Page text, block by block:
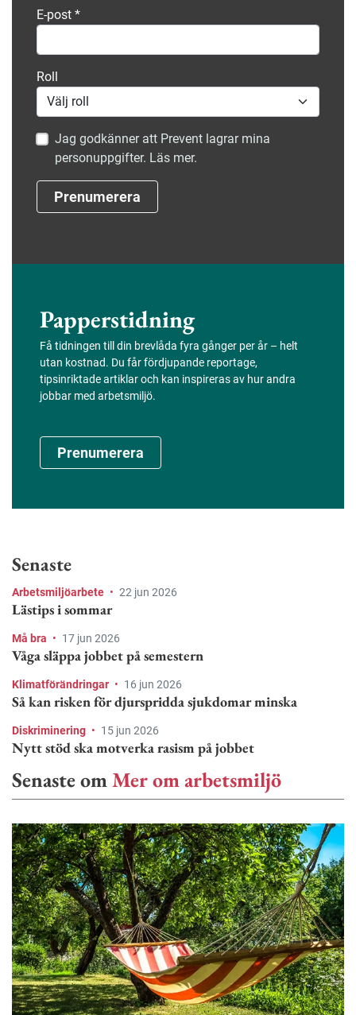
E-post *
Roll
Jag godkänner att Prevent lagrar mina
personuppgifter. Läs mer.
Prenumerera
Papperstidning
Få tidningen till din brevlåda fyra gånger per år – helt
utan kostnad. Du får fördjupande reportage,
tipsinriktade artiklar och kan inspireras av hur andra
jobbar med arbetsmiljö.
Prenumerera
Senaste
Arbetsmiljöarbete • 22 jun 2026
Lästips i sommar
Må bra • 17 jun 2026
Våga släppa jobbet på semestern
Klimatförändringar • 16 jun 2026
Så kan risken för djurspridda sjukdomar minska
Diskriminering • 15 jun 2026
Nytt stöd ska motverka rasism på jobbet
Senaste omMer om arbetsmiljö